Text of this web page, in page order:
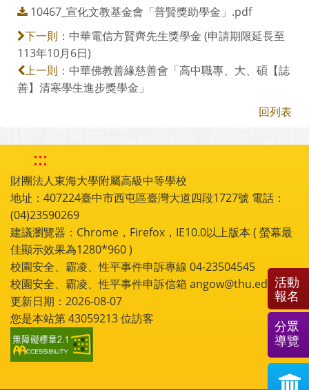
10467_宣化文教基金會「普賢獎助學金」.pdf
下一則： 中華電信方賢齊先生獎學金 (申請期限延長至
113年10月6日)
上一則： 中華佛教善緣慈善會「高中職專、大、碩【誌
善】清寒學生進步獎學金」
回列表
:::
財團法人東海大學附屬高級中等學校
地址：407224臺中市西屯區臺灣大道四段1727號 電話：
(04)23590269
建議瀏覽器：Chrome，Firefox，IE10.0以上版本 ( 螢幕最
佳顯示效果為1280*960 )
校園安全、霸凌、性平事件申訴專線 04-23504545
校園安全、霸凌、性平事件申訴信箱 angow@thu.edu.tw
更新日期：2026-08-07
您是本站第43059213位訪客
活動
報名
分眾
導覽